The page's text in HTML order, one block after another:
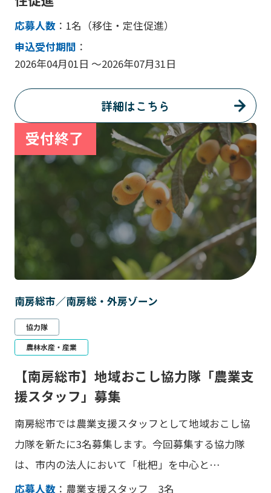
応募人数：1名（移住・定住促進）
申込受付期間 ：
2026年04月01日 ～2026年07月31日
詳細はこちら
南房総市／南房総・外房ゾーン
協力隊
農林水産・産業
【南房総市】地域おこし協力隊「農業支
援スタッフ」募集
南房総市では農業支援スタッフとして地域おこし協
力隊を新たに3名募集します。今回募集する協力隊
は、市内の法人において「枇杷」を中心と…
応募人数：農業支援スタッフ 3名